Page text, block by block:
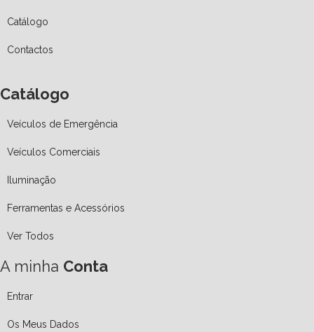
Catálogo
Contactos
Catálogo
Veículos de Emergência
Veículos Comerciais
Iluminação
Ferramentas e Acessórios
Ver Todos
A minha Conta
Entrar
Os Meus Dados